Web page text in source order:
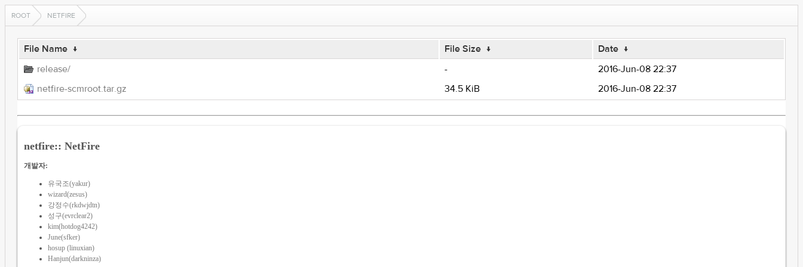
ROOT NETFIRE
File Name ↓ File Size ↓ Date ↓
release/
-
2016-Jun-08 22:37
netfire-scmroot.tar.gz
34.5 KiB 2016-Jun-08 22:37
netfire:: NetFire
개발자:
유국조(yakur)
wizard(zesus)
강정수(rkdwjdtn)
성구(evrclear2)
kim(hotdog4242)
June(sfker)
hosup (linuxian)
Hanjun(darkninza)